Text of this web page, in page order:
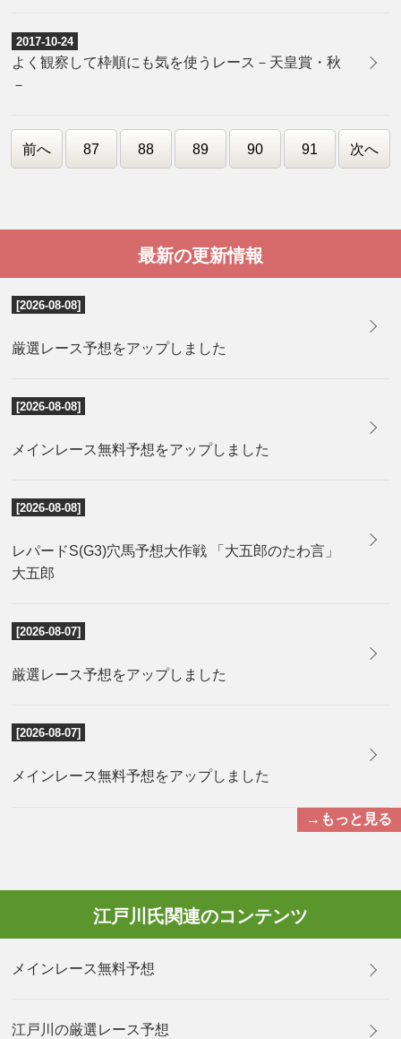
2017-10-24
よく観察して枠順にも気を使うレース－天皇賞・秋
－
前へ 87 88 89 90 91 次へ
最新の更新情報
[2026-08-08]
厳選レース予想をアップしました
[2026-08-08]
メインレース無料予想をアップしました
[2026-08-08]
レパードS(G3)穴馬予想大作戦 「大五郎のたわ言」
大五郎
[2026-08-07]
厳選レース予想をアップしました
[2026-08-07]
メインレース無料予想をアップしました
→もっと見る
江戸川氏関連のコンテンツ
メインレース無料予想
江戸川の厳選レース予想